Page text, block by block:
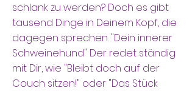
schlank zu werden? Doch es gibt
tausend Dinge in Deinem Kopf, die
dagegen sprechen. "Dein innerer
Schweinehund" Der redet ständig
mit Dir, wie "Bleibt doch auf der
Couch sitzen!" oder "Das Stück